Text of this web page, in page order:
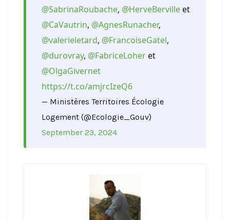
@SabrinaRoubache, @HerveBervilleet
@CaVautrin, @AgnesRunacher,
@valerieletard, @FrancoiseGatel,
@durovray, @FabriceLoheret
@OlgaGivernet
https://t.co/amjrcIzeQ6
— Ministères Territoires Écologie
Logement (@Ecologie_Gouv)
September 23, 2024